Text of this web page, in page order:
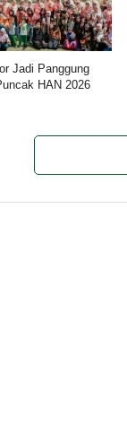
Jadi Panggung
HAN 2026